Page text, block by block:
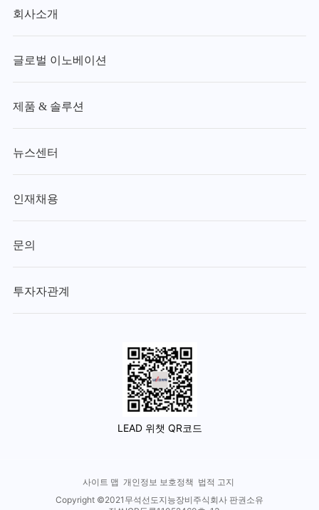
회사소개
글로벌 이노베이션
제품 & 솔루션
뉴스센터
인재채용
문의
투자자관계
LEAD 위챗 QR코드
사이트 맵 개인정보 보호정책 법적 고지
Copyright ©2021무석선도지능장비주식회사 판권소유